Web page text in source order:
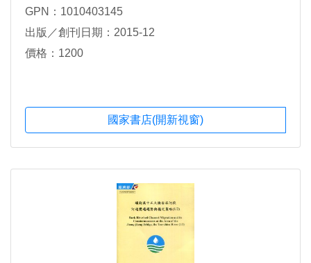
GPN：1010403145
出版／創刊日期：2015-12
價格：1200
國家書店(開新視窗)